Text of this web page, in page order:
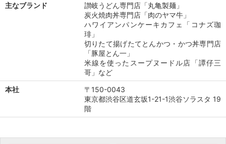
主なブランド
讃岐うどん専門店「丸亀製麺」
炭火焼肉丼専門店「肉のヤマ牛」
ハワイアンパンケーキカフェ「コナズ珈
琲」
切りたて揚げたてとんかつ・かつ丼専門店
「豚屋とん一」
米線を使ったスープヌードル店「譚仔三
哥」など
本社
〒150-0043
東京都渋谷区道玄坂1-21-1渋谷ソラスタ 19
階